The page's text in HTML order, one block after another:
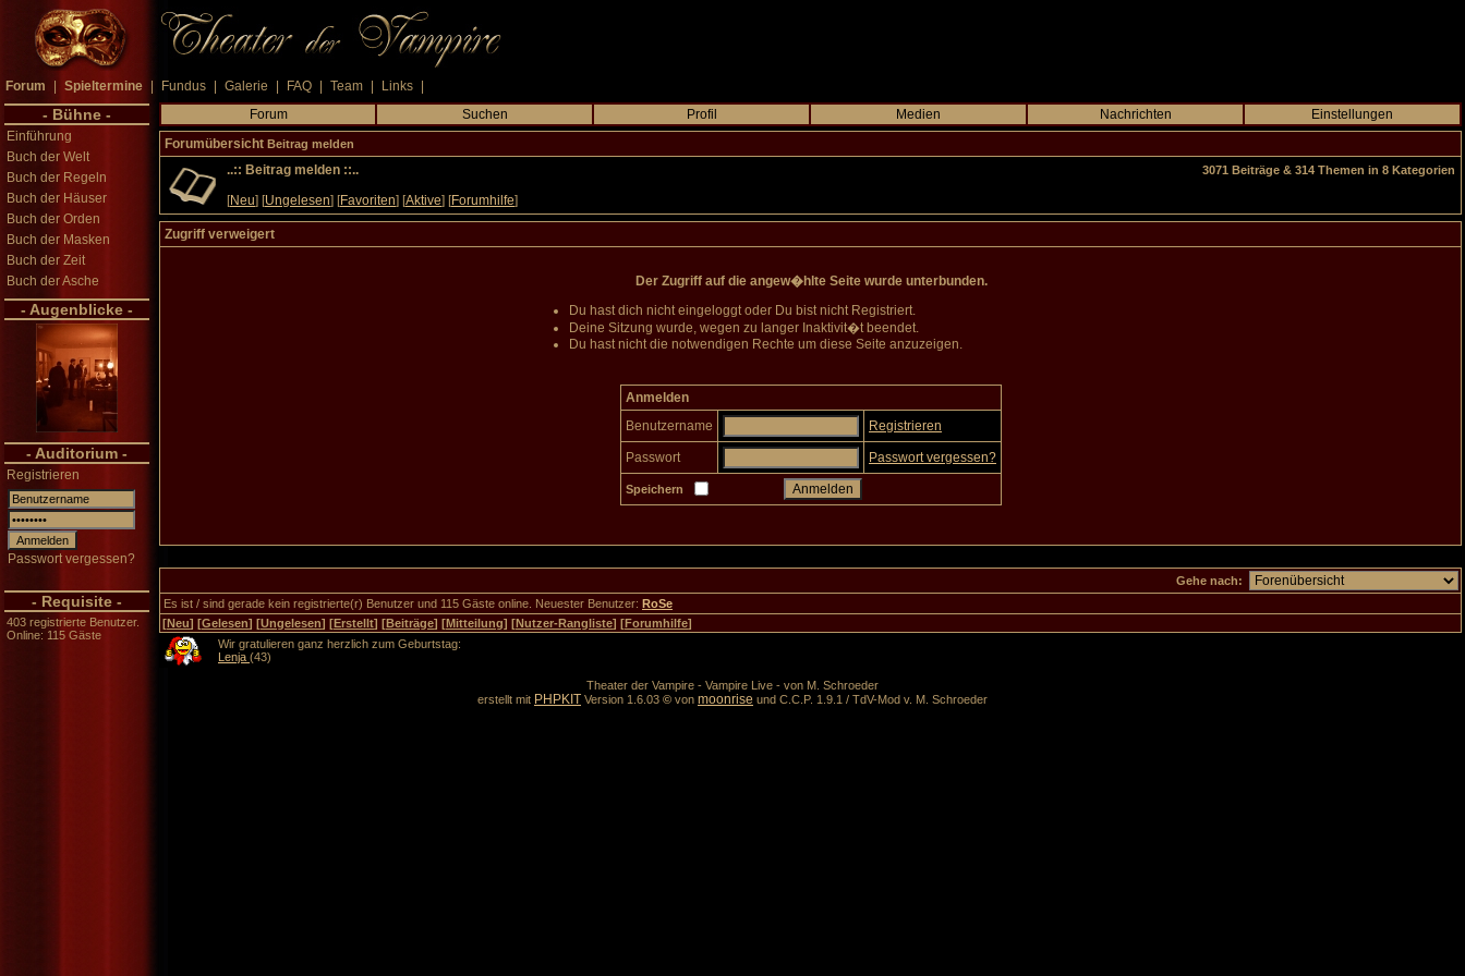
Forum Spieltermine Fundus Galerie FAQ Team Links
- Bühne -
Einführung
Buch der Welt
Buch der Regeln
Buch der Häuser
Buch der Orden
Buch der Masken
Buch der Zeit
Buch der Asche
- Augenblicke -
- Auditorium -
Registrieren
Passwort vergessen?
- Requisite -
403 registrierte Benutzer.
Online: 115 Gäste
Forum Suchen Profil Medien Nachrichten
Einstellungen
Forumübersicht Beitrag melden
..:: Beitrag melden ::..
[Neu] [Ungelesen] [Favoriten] [Aktive] [Forumhilfe]
3071 Beiträge & 314 Themen in 8 Kategorien
Zugriff verweigert
Der Zugriff auf die angew�hlte Seite wurde unterbunden.
Du hast dich nicht eingeloggt oder Du bist nicht Registriert.
Deine Sitzung wurde, wegen zu langer Inaktivit�t beendet.
Du hast nicht die notwendigen Rechte um diese Seite anzuzeigen.
Anmelden
Benutzername
Registrieren
Passwort Passwort vergessen?
Speichern
Gehe nach:
Es ist / sind gerade kein registrierte(r) Benutzer und 115 Gäste online. Neuester Benutzer: RoSe
[Neu] [Gelesen] [Ungelesen] [Erstellt] [Beiträge] [Mitteilung] [Nutzer-Rangliste] [Forumhilfe]
Wir gratulieren ganz herzlich zum Geburtstag:
Lenja (43)
Theater der Vampire - Vampire Live - von M. Schroeder
erstellt mit PHPKIT Version 1.6.03 © von moonrise und C.C.P. 1.9.1 / TdV-Mod v. M. Schroeder